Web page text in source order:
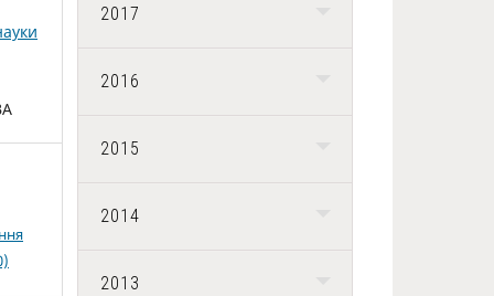
2017
2016
2015
2014
2013